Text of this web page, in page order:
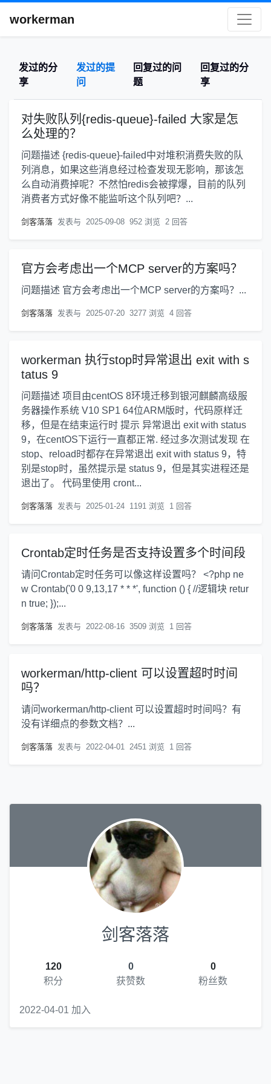
workerman
发过的分
享
发过的提
问
回复过的问
题
回复过的分
享
对失败队列{redis-queue}-failed 大家是怎
么处理的？
问题描述 {redis-queue}-failed中对堆积消费失败的队
列消息，如果这些消息经过检查发现无影响，那该怎
么自动消费掉呢？不然怕redis会被撑爆，目前的队列
消费者方式好像不能监听这个队列吧？...
剑客落落 发表与 2025-09-08 952 浏览 2 回答
官方会考虑出一个MCP server的方案吗？
问题描述 官方会考虑出一个MCP server的方案吗？...
剑客落落 发表与 2025-07-20 3277 浏览 4 回答
workerman 执行stop时异常退出 exit with s
tatus 9
问题描述 项目由centOS 8环境迁移到银河麒麟高级服
务器操作系统 V10 SP1 64位ARM版时，代码原样迁
移，但是在结束运行时 提示 异常退出 exit with status
9，在centOS下运行一直都正常. 经过多次测试发现 在
stop、reload时都存在异常退出 exit with status 9，特
别是stop时，虽然提示是 status 9，但是其实进程还是
退出了。 代码里使用 cront...
剑客落落 发表与 2025-01-24 1191 浏览 1 回答
Crontab定时任务是否支持设置多个时间段
请问Crontab定时任务可以像这样设置吗？ <?php ne
w Crontab('0 0 9,13,17 * * *', function () { //逻辑块 retur
n true; });...
剑客落落 发表与 2022-08-16 3509 浏览 1 回答
workerman/http-client 可以设置超时时间
吗？
请问workerman/http-client 可以设置超时时间吗？有
没有详细点的参数文档？...
剑客落落 发表与 2022-04-01 2451 浏览 1 回答
剑客落落
120
积分
0
获赞数
0
粉丝数
2022-04-01 加入